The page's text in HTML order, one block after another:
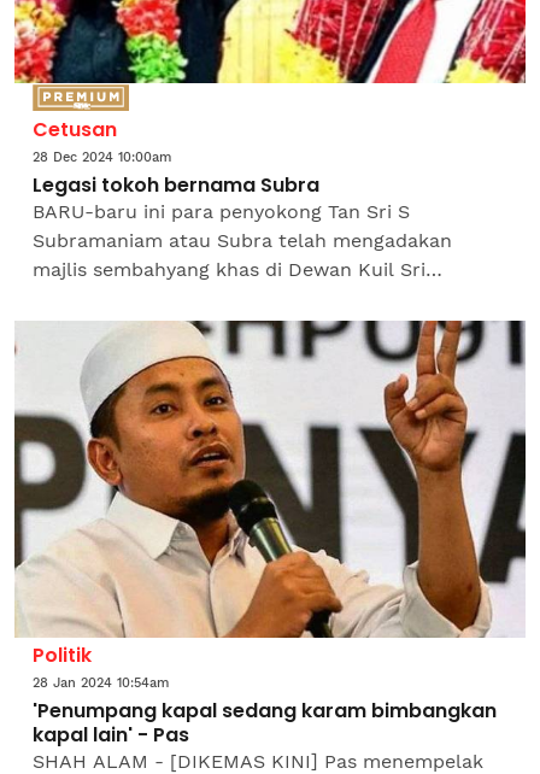
Cetusan
28 Dec 2024 10:00am
Legasi tokoh bernama Subra
BARU-baru ini para penyokong Tan Sri S
Subramaniam atau Subra telah mengadakan
majlis sembahyang khas di Dewan Kuil Sri
dikenali sebagai ‘Makkal...
Politik
28 Jan 2024 10:54am
'Penumpang kapal sedang karam bimbangkan
kapal lain' - Pas
SHAH ALAM - [DIKEMAS KINI] Pas menempelak